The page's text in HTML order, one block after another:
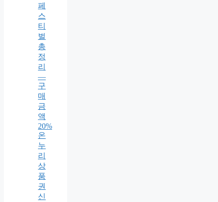
페
스
티
벌
총
정
리
—
구
매
금
액
20%
온
누
리
상
품
권
신